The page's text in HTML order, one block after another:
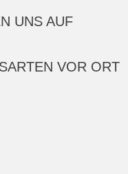
UNS AUF
VOR ORT